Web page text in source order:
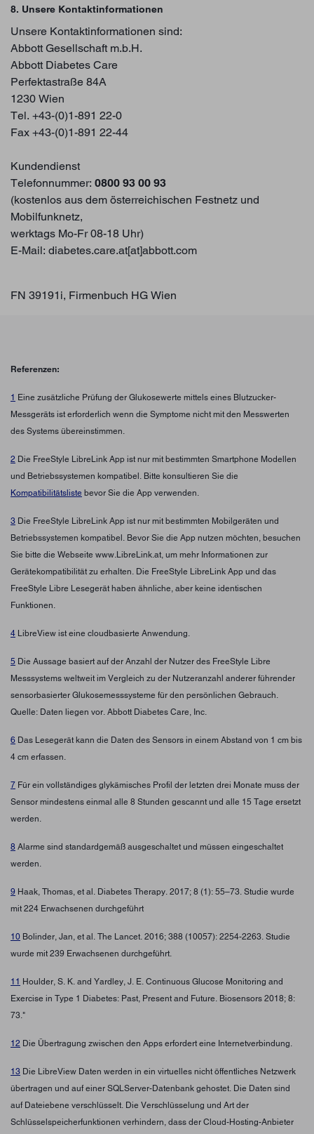
8. Unsere Kontaktinformationen
Unsere Kontaktinformationen sind:
Abbott Gesellschaft m.b.H.
Abbott Diabetes Care
Perfektastraße 84A
1230 Wien
Tel. +43-(0)1-891 22-0
Fax +43-(0)1-891 22-44
Kundendienst
Telefonnummer: 0800 93 00 93
(kostenlos aus dem österreichischen Festnetz und
Mobilfunknetz,
werktags Mo-Fr 08-18 Uhr)
E-Mail: diabetes.care.at[at]abbott.com
FN 39191i, Firmenbuch HG Wien
Referenzen:
1 Eine zusätzliche Prüfung der Glukosewerte mittels eines Blutzucker-
Messgeräts ist erforderlich wenn die Symptome nicht mit den Messwerten
des Systems übereinstimmen.
2 Die FreeStyle LibreLink App ist nur mit bestimmten Smartphone Modellen
und Betriebssystemen kompatibel. Bitte konsultieren Sie die
Kompatibilitätsliste bevor Sie die App verwenden.
3 Die FreeStyle LibreLink App ist nur mit bestimmten Mobilgeräten und
Betriebssystemen kompatibel. Bevor Sie die App nutzen möchten, besuchen
Sie bitte die Webseite www.LibreLink.at, um mehr Informationen zur
Gerätekompatibilität zu erhalten. Die FreeStyle LibreLink App und das
FreeStyle Libre Lesegerät haben ähnliche, aber keine identischen
Funktionen.
4 LibreView ist eine cloudbasierte Anwendung.
5 Die Aussage basiert auf der Anzahl der Nutzer des FreeStyle Libre
Messsystems weltweit im Vergleich zu der Nutzeranzahl anderer führender
sensorbasierter Glukosemesssysteme für den persönlichen Gebrauch.
Quelle: Daten liegen vor. Abbott Diabetes Care, Inc.
6 Das Lesegerät kann die Daten des Sensors in einem Abstand von 1 cm bis
4 cm erfassen.
7 Für ein vollständiges glykämisches Profil der letzten drei Monate muss der
Sensor mindestens einmal alle 8 Stunden gescannt und alle 15 Tage ersetzt
werden.
8 Alarme sind standardgemäß ausgeschaltet und müssen eingeschaltet
werden.
9 Haak, Thomas, et al. Diabetes Therapy. 2017; 8 (1): 55–73. Studie wurde
mit 224 Erwachsenen durchgeführt
10 Bolinder, Jan, et al. The Lancet. 2016; 388 (10057): 2254-2263. Studie
wurde mit 239 Erwachsenen durchgeführt.
11 Houlder, S. K. and Yardley, J. E. Continuous Glucose Monitoring and
Exercise in Type 1 Diabetes: Past, Present and Future. Biosensors 2018; 8:
73."
12 Die Übertragung zwischen den Apps erfordert eine Internetverbindung.
13 Die LibreView Daten werden in ein virtuelles nicht öffentliches Netzwerk
übertragen und auf einer SQLServer-Datenbank gehostet. Die Daten sind
auf Dateiebene verschlüsselt. Die Verschlüsselung und Art der
Schlüsselspeicherfunktionen verhindern, dass der Cloud-Hosting-Anbieter